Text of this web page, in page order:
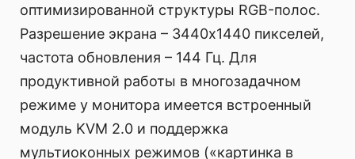
оптимизированной структуры RGB-полос.
Разрешение экрана – 3440x1440 пикселей,
частота обновления – 144 Гц. Для
продуктивной работы в многозадачном
режиме у монитора имеется встроенный
модуль KVM 2.0 и поддержка
мультиоконных режимов («картинка в